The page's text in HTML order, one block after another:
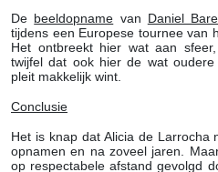
De beeldopname van Daniel
tijdens een Europese tournee van
Het ontbreekt hier wat aan
twijfel dat ook hier de wat
pleit makkelijk wint.
Conclusie
Het is knap dat Alicia de Larrocha
opnamen en na zoveel jaren.
op respectabele afstand gevolgd